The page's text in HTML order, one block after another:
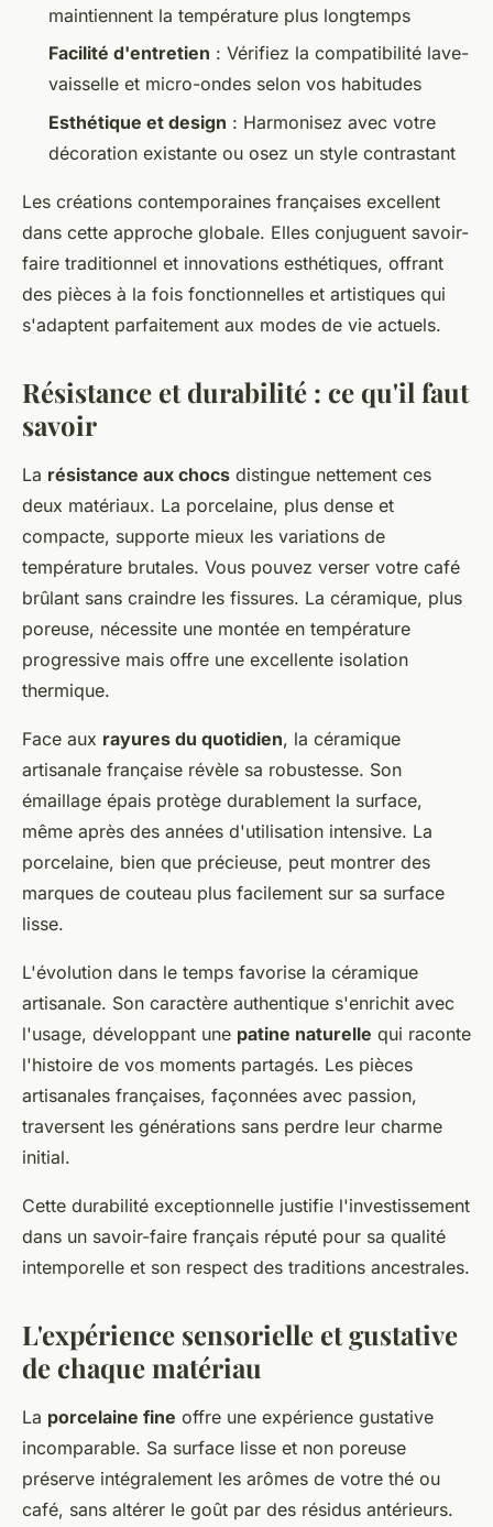
maintiennent la température plus longtemps
Facilité d'entretien : Vérifiez la compatibilité lave-
vaisselle et micro-ondes selon vos habitudes
Esthétique et design : Harmonisez avec votre
décoration existante ou osez un style contrastant
Les créations contemporaines françaises excellent
dans cette approche globale. Elles conjuguent savoir-
faire traditionnel et innovations esthétiques, offrant
des pièces à la fois fonctionnelles et artistiques qui
s'adaptent parfaitement aux modes de vie actuels.
Résistance et durabilité : ce qu'il faut
savoir
La résistance aux chocs distingue nettement ces
deux matériaux. La porcelaine, plus dense et
compacte, supporte mieux les variations de
température brutales. Vous pouvez verser votre café
brûlant sans craindre les fissures. La céramique, plus
poreuse, nécessite une montée en température
progressive mais offre une excellente isolation
thermique.
Face aux rayures du quotidien, la céramique
artisanale française révèle sa robustesse. Son
émaillage épais protège durablement la surface,
même après des années d'utilisation intensive. La
porcelaine, bien que précieuse, peut montrer des
marques de couteau plus facilement sur sa surface
lisse.
L'évolution dans le temps favorise la céramique
artisanale. Son caractère authentique s'enrichit avec
l'usage, développant une patine naturelle qui raconte
l'histoire de vos moments partagés. Les pièces
artisanales françaises, façonnées avec passion,
traversent les générations sans perdre leur charme
initial.
Cette durabilité exceptionnelle justifie l'investissement
dans un savoir-faire français réputé pour sa qualité
intemporelle et son respect des traditions ancestrales.
L'expérience sensorielle et gustative
de chaque matériau
La porcelaine fine offre une expérience gustative
incomparable. Sa surface lisse et non poreuse
préserve intégralement les arômes de votre thé ou
café, sans altérer le goût par des résidus antérieurs.